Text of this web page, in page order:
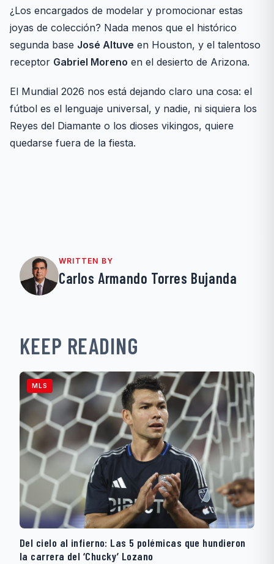
¿Los encargados de modelar y promocionar estas
joyas de colección? Nada menos que el histórico
segunda base José Altuve en Houston, y el talentoso
receptor Gabriel Moreno en el desierto de Arizona.
El Mundial 2026 nos está dejando claro una cosa: el
fútbol es el lenguaje universal, y nadie, ni siquiera los
Reyes del Diamante o los dioses vikingos, quiere
quedarse fuera de la fiesta.
WRITTEN BY
Carlos Armando Torres Bujanda
KEEP READING
MLS
Del cielo al infierno: Las 5 polémicas que hundieron
la carrera del ‘Chucky’ Lozano